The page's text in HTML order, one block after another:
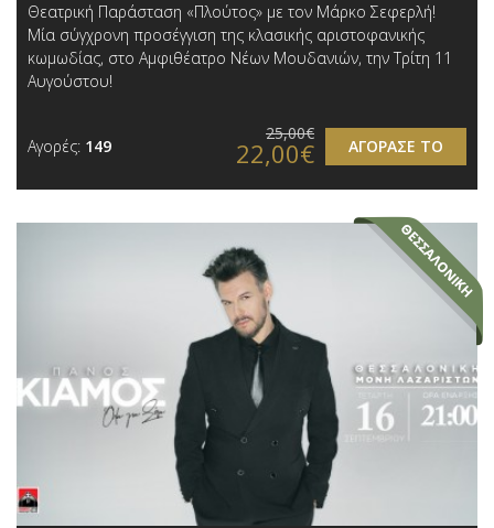
Θεατρική Παράσταση «Πλούτος» με τον Μάρκο Σεφερλή!
Μία σύγχρονη προσέγγιση της κλασικής αριστοφανικής
κωμωδίας, στο Αμφιθέατρο Νέων Μουδανιών, την Τρίτη 11
Αυγούστου!
Αγορές: 149 ΑΓΟΡΑΣΕ ΤΟ
25,00€
22,00€